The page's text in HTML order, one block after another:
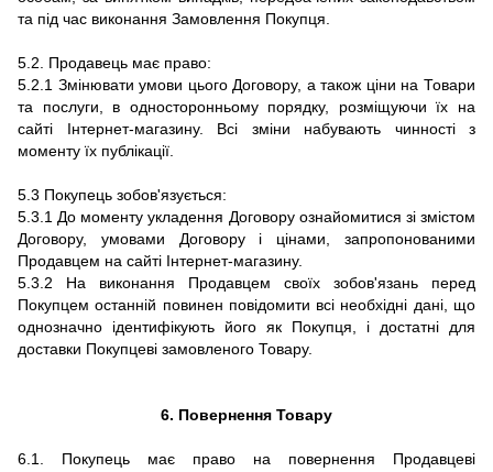
та під час виконання Замовлення Покупця.
5.2. Продавець має право:
5.2.1 Змінювати умови цього Договору, а також ціни на Товари
та послуги, в односторонньому порядку, розміщуючи їх на
сайті Інтернет-магазину. Всі зміни набувають чинності з
моменту їх публікації.
5.3 Покупець зобов'язується:
5.3.1 До моменту укладення Договору ознайомитися зі змістом
Договору, умовами Договору і цінами, запропонованими
Продавцем на сайті Інтернет-магазину.
5.3.2 На виконання Продавцем своїх зобов'язань перед
Покупцем останній повинен повідомити всі необхідні дані, що
однозначно ідентифікують його як Покупця, і достатні для
доставки Покупцеві замовленого Товару.
6. Повернення Товару
6.1. Покупець має право на повернення Продавцеві